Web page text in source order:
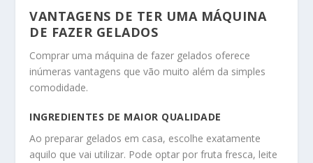
VANTAGENS DE TER UMA MÁQUINA
DE FAZER GELADOS
Comprar uma máquina de fazer gelados oferece
inúmeras vantagens que vão muito além da simples
comodidade.
INGREDIENTES DE MAIOR QUALIDADE
Ao preparar gelados em casa, escolhe exatamente
aquilo que vai utilizar. Pode optar por fruta fresca, leite